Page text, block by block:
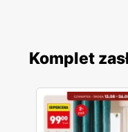
Komplet